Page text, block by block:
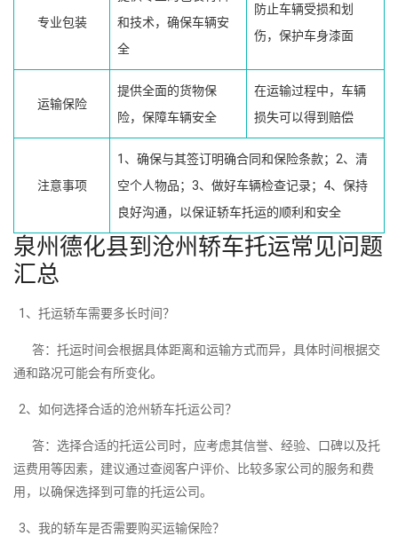
专业包装
和技术，确保车辆安
全
防止车辆受损和划
伤，保护车身漆面
运输保险
提供全面的货物保
险，保障车辆安全
在运输过程中，车辆
损失可以得到赔偿
注意事项
1、确保与其签订明确合同和保险条款；2、清
空个人物品；3、做好车辆检查记录；4、保持
良好沟通，以保证轿车托运的顺利和安全
泉州德化县到沧州轿车托运常见问题
汇总
1、托运轿车需要多长时间？
答：托运时间会根据具体距离和运输方式而异，具体时间根据交
通和路况可能会有所变化。
2、如何选择合适的沧州轿车托运公司？
答：选择合适的托运公司时，应考虑其信誉、经验、口碑以及托
运费用等因素，建议通过查阅客户评价、比较多家公司的服务和费
用，以确保选择到可靠的托运公司。
3、我的轿车是否需要购买运输保险？